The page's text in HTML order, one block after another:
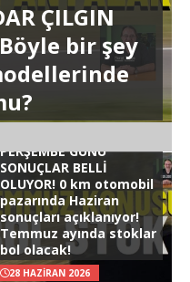
ÇILGIN
bir şey
PERŞEMBE GÜNÜ
SONUÇLAR BELLİ
OLUYOR! 0 km otomobil
pazarında Haziran
sonuçları açıklanıyor!
Temmuz ayında stoklar
bol olacak!
28 HAZIRAN 2026